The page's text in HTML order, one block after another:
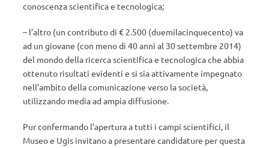
conoscenza scientifica e tecnologica;
– l’altro (un contributo di € 2.500 (duemilacinquecento) va
ad un giovane (con meno di 40 anni al 30 settembre 2014)
del mondo della ricerca scientifica e tecnologica che abbia
ottenuto risultati evidenti e si sia attivamente impegnato
nell’ambito della comunicazione verso la società,
utilizzando media ad ampia diffusione.
Pur confermando l’apertura a tutti i campi scientifici, il
Museo e Ugis invitano a presentare candidature per questa